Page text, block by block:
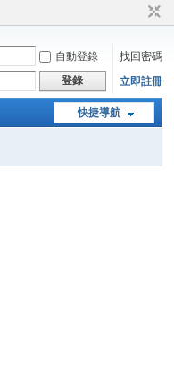
自動登錄
找回密碼
登錄 立即註冊
快捷導航